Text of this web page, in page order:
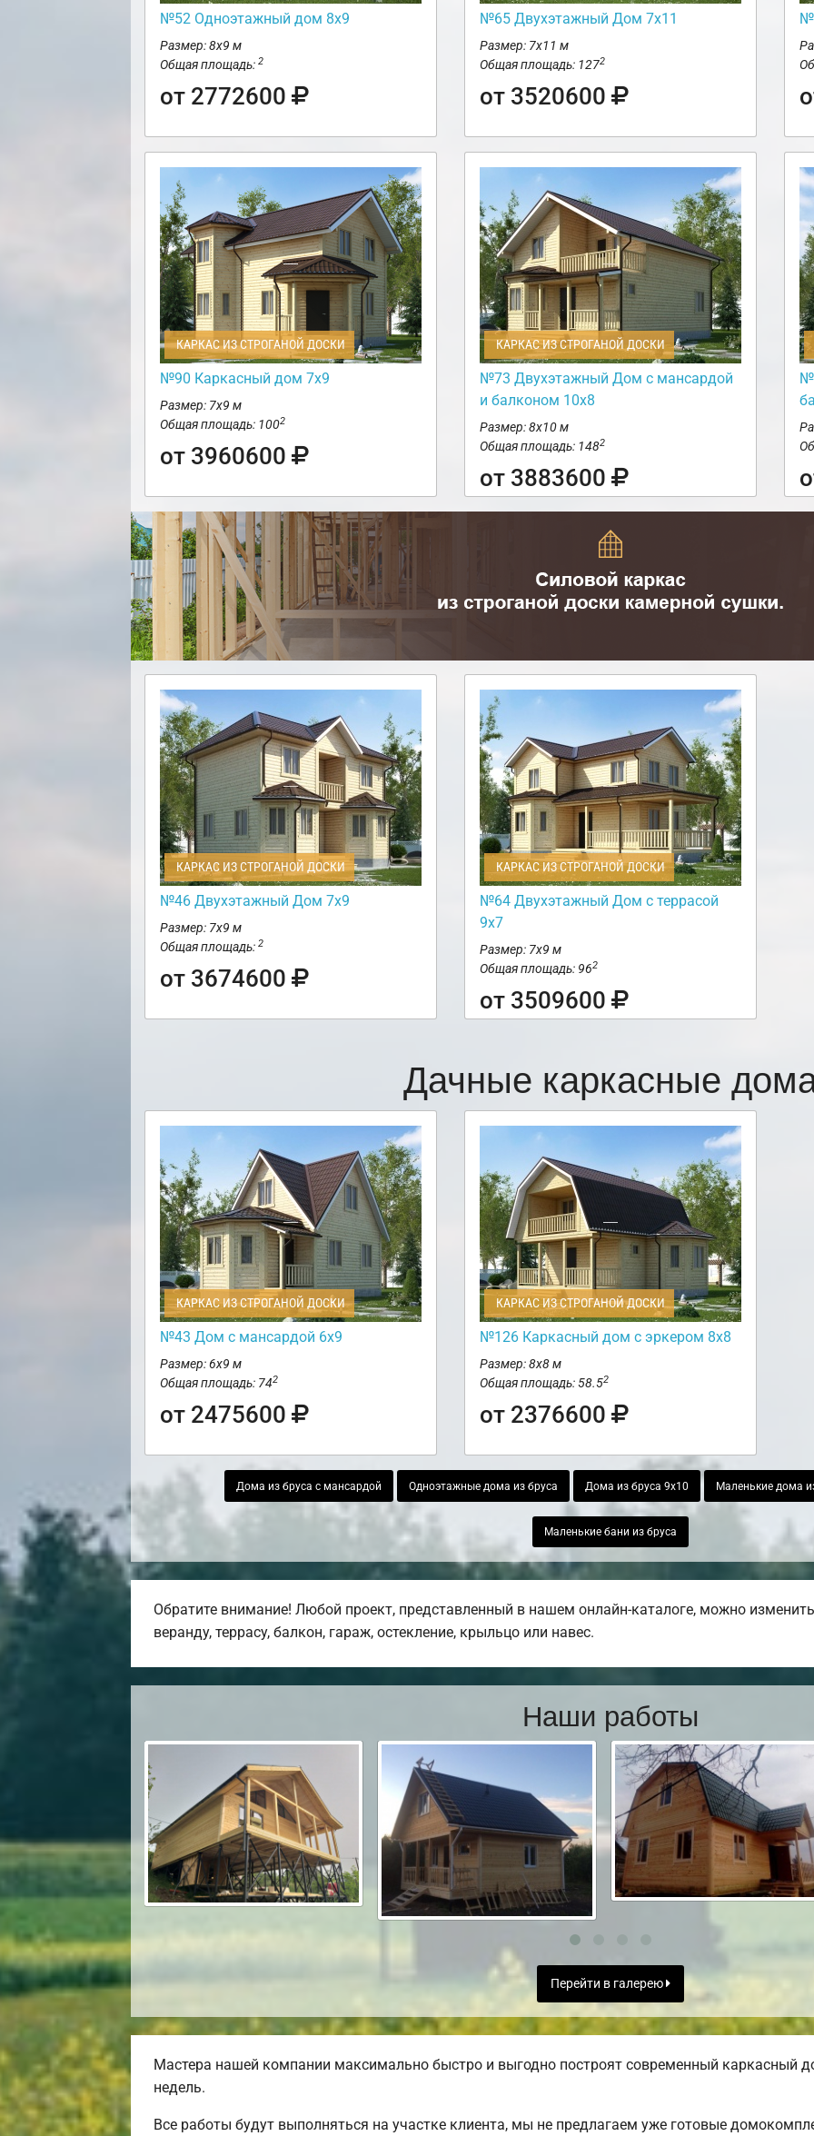
№52 Одноэтажный дом 8х9
Размер: 8х9 м
Общая площадь: 2
от 2772600
№65 Двухэтажный Дом 7х11
Размер: 7х11 м
Общая площадь: 1272
от 3520600
КАРКАС ИЗ СТРОГАНОЙ ДОСКИ
№90 Каркасный дом 7х9
Размер: 7х9 м
Общая площадь: 1002
от 3960600
КАРКАС ИЗ СТРОГАНОЙ ДОСКИ
№73 Двухэтажный Дом с мансардой
и балконом 10х8
Размер: 8х10 м
Общая площадь: 1482
от 3883600
КАРКАС ИЗ СТРОГАНОЙ ДОСКИ
№46 Двухэтажный Дом 7х9
Размер: 7х9 м
Общая площадь: 2
от 3674600
КАРКАС ИЗ СТРОГАНОЙ ДОСКИ
№64 Двухэтажный Дом с террасой
9х7
Размер: 7х9 м
Общая площадь: 962
от 3509600
Дачные каркасные
КАРКАС ИЗ СТРОГАНОЙ ДОСКИ
№43 Дом с мансардой 6х9
Размер: 6х9 м
Общая площадь: 742
от 2475600
КАРКАС ИЗ СТРОГАНОЙ ДОСКИ
№126 Каркасный дом с эркером 8х8
Размер: 8х8 м
Общая площадь: 58.52
от 2376600
Дома из бруса с мансардой Одноэтажные дома из бруса Дома из бруса 9х10 Маленькие дома
Маленькие бани из бруса
Обратите внимание! Любой проект, представленный в нашем онлайн-каталоге, можно
веранду, террасу, балкон, гараж, остекление, крыльцо или навес.
Наши работы
Перейти в галерею
Мастера нашей компании максимально быстро и выгодно построят современный каркасный
недель.
Все работы будут выполняться на участке клиента, мы не предлагаем уже готовые